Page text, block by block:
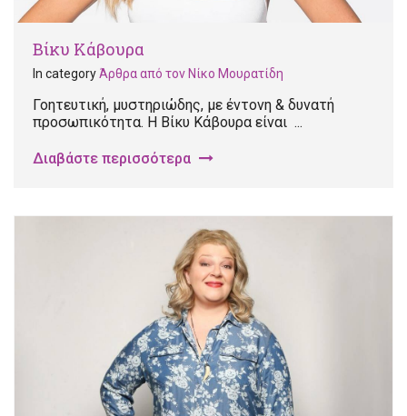
Βίκυ Κάβουρα
In categoryΆρθρα από τον Νίκο Μουρατίδη
Γοητευτική, μυστηριώδης, με έντονη & δυνατή
προσωπικότητα. Η Βίκυ Κάβουρα είναι ...
Διαβάστε περισσότερα